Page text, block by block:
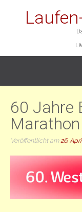
60 Jahre
Marathon
Veröffentlicht am26.